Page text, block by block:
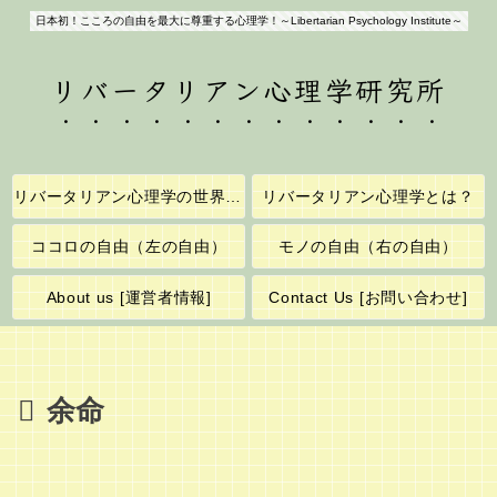
日本初！こころの自由を最大に尊重する心理学！～Libertarian Psychology Institute～
リバータリアン心理学研究所
リバータリアン心理学の世界へようこそ！ リバータリアン心理学とは？
ココロの自由（左の自由） モノの自由（右の自由）
About us [運営者情報] Contact Us [お問い合わせ]
余命